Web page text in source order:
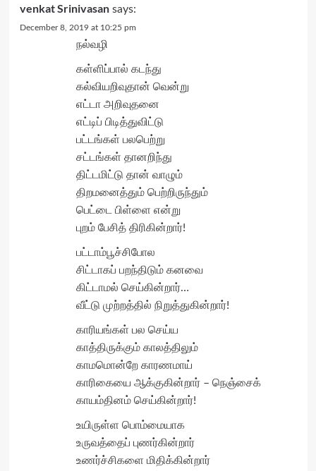
venkat Srinivasan says:
December 8, 2019 at 10:25 pm
நல்வழி
கள்ளிப்பால் கடந்து
கல்வியறிவுதான் வென்று
எட்டா அறிவுதனை
எட்டிப் பிடித்துவிட்டு
பட்டங்கள் பலபெற்று
சட்டங்கள் தானறிந்து
திட்டமிட்டு தான் வாழும்
திறமனைத்தும் பெற்றிருந்தும்
பெட்டை பிள்ளை என்று
புறம் பேசித் திரிகின்றார்!
பட்டாம்பூச்சிபோல
சிட்டாகப் பறந்திடும் கனவை
கிட்டாமல் செய்கின்றார்…
வீட்டு முற்றத்தில் நிறுத்துகின்றார்!
காரியங்கள் பல செய்ய
காத்திருக்கும் காலத்திலும்
காமமொன்றே காரணமாய்
காரிகையை ஆக்குகின்றார் – நெஞ்சைக்
காயம்தினம் செய்கின்றார்!
உயிருள்ள பொம்மையாக
உருவத்தைப் புணர்கின்றார்
உணர்ச்சிகளை மிதிக்கின்றார்